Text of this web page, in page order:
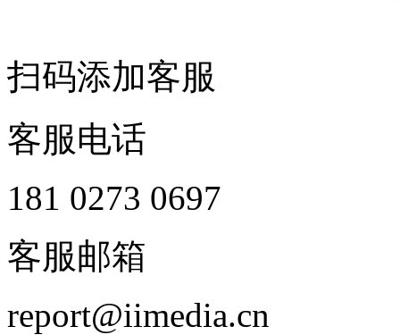
扫码添加客服
客服电话
181 0273 0697
客服邮箱
report@iimedia.cn